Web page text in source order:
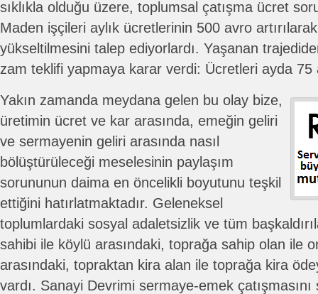
sıklıkla olduğu üzere, toplumsal çatışma ücret
Maden işçileri aylık ücretlerinin 500 avro
yükseltilmesini talep ediyorlardı. Yaşanan
zam teklifi yapmaya karar verdi: Ücretleri ayda 75
Yakın zamanda meydana gelen bu olay bize,
üretimin ücret ve kar arasında, emeğin geliri
ve sermayenin geliri arasında nasıl
bölüştürüleceği meselesinin paylaşım
sorununun daima en öncelikli boyutunu teşkil
ettiğini hatırlatmaktadır. Geleneksel
toplumlardaki sosyal adaletsizlik ve tüm
sahibi ile köylü arasındaki, toprağa sahip olan ile
arasındaki, topraktan kira alan ile toprağa kira
vardı. Sanayi Devrimi sermaye-emek